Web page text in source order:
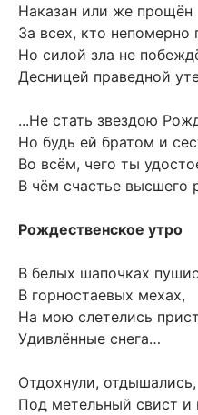
Наказан или же прощён
За всех, кто непомерно
Но силой зла не
Десницей праведной
...Не стать звездою
Но будь ей братом и
Во всём, чего ты
В чём счастье высшего
Рождественское утро
В белых шапочках
В горностаевых мехах,
На мою слетелись
Удивлённые снега…
Отдохнули, отдышались,
Под метельный свист и